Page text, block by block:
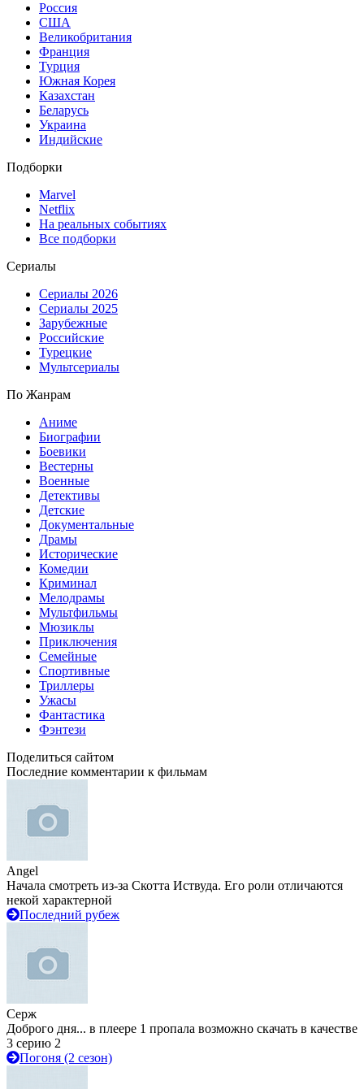
Россия
США
Великобритания
Франция
Турция
Южная Корея
Казахстан
Беларусь
Украина
Индийские
Подборки
Marvel
Netflix
На реальных событиях
Все подборки
Сериалы
Сериалы 2026
Сериалы 2025
Зарубежные
Российские
Турецкие
Мультсериалы
По Жанрам
Аниме
Биографии
Боевики
Вестерны
Военные
Детективы
Детские
Документальные
Драмы
Исторические
Комедии
Криминал
Мелодрамы
Мультфильмы
Мюзиклы
Приключения
Семейные
Спортивные
Триллеры
Ужасы
Фантастика
Фэнтези
Поделиться сайтом
Последние комментарии к фильмам
Angel
Начала смотреть из-за Скотта Иствуда. Его роли отличаются
некой характерной
Последний рубеж
Серж
Доброго дня... в плеере 1 пропала возможно скачать в качестве
3 серию 2
Погоня (2 сезон)